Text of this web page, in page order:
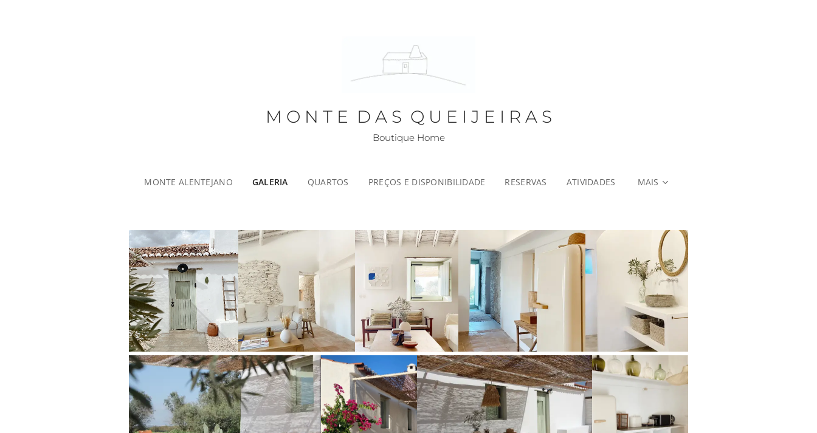
M O N T E D A S Q U E I J E I R A S
Boutique Home
MONTE ALENTEJANO GALERIA QUARTOS PREÇOS E DISPONIBILIDADE RESERVAS ATIVIDADES MAIS